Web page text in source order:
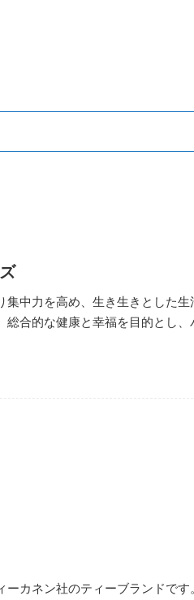
集中力を高め、生き生きとした
総合的な健康と幸福を目的とし
ーカネン社のティーブランドで